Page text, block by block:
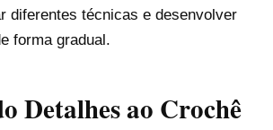
diferentes técnicas e desenvolver
forma gradual.
Detalhes ao Crochê